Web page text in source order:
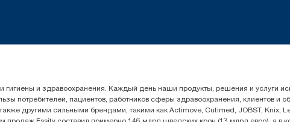
гигиены и здравоохранения. Каждый день наши продукты, решения и услуги
потребителей, пациентов, работников сферы здравоохранения, клиентов
другими сильными брендами, такими как Actimove, Cutimed, JOBST, Knix,